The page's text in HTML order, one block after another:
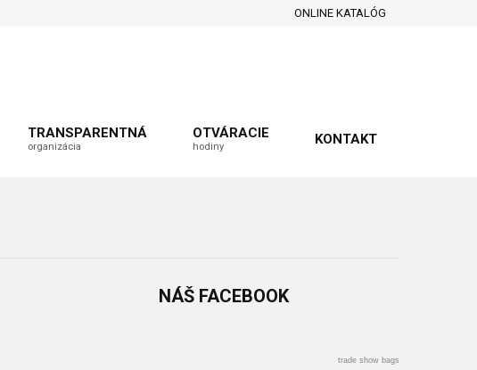
ONLINE KATALÓG
TRANSPARENTNÁ
organizácia
OTVÁRACIE
hodiny KONTAKT
NÁŠ FACEBOOK
trade show bags